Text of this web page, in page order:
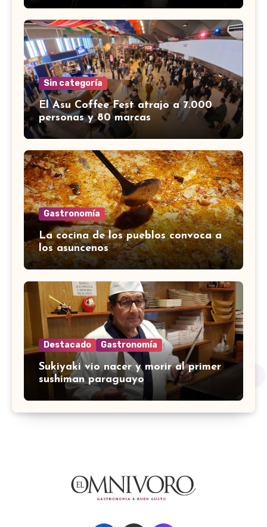
Sin categoría
El Asu Coffee Fest atrajo a 7.000
personas y 80 marcas
Gastronomía
La cocina de los pueblos convoca a
los asuncenos
Destacado Gastronomía
Sukiyaki vio nacer y morir al primer
sushiman paraguayo